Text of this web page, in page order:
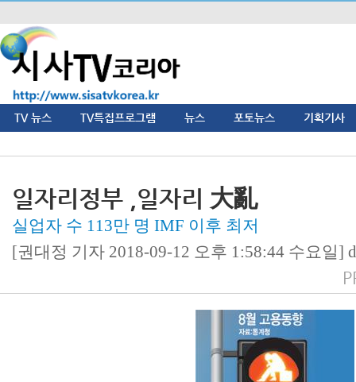
TV 뉴스 TV특집프로그램 뉴스 포토뉴스 기획기사
일자리정부 ,일자리 大亂
실업자 수 113만 명 IMF 이후 최저
[권대정 기자 2018-09-12 오후 1:58:44 수요일]